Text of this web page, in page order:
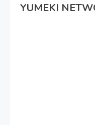
YUMEKI